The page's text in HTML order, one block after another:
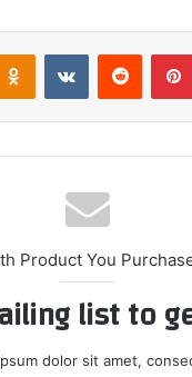
بينتيريست
Product You
list to
dolor sit amet,